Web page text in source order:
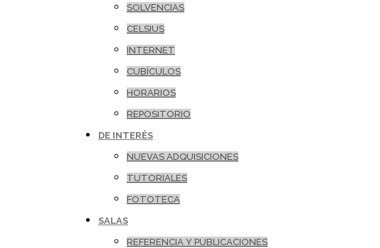
SOLVENCIAS
CELSIUS
INTERNET
CUBÍCULOS
HORARIOS
REPOSITORIO
DE INTERÉS
NUEVAS ADQUISICIONES
TUTORIALES
FOTOTECA
SALAS
REFERENCIA Y PUBLICACIONES